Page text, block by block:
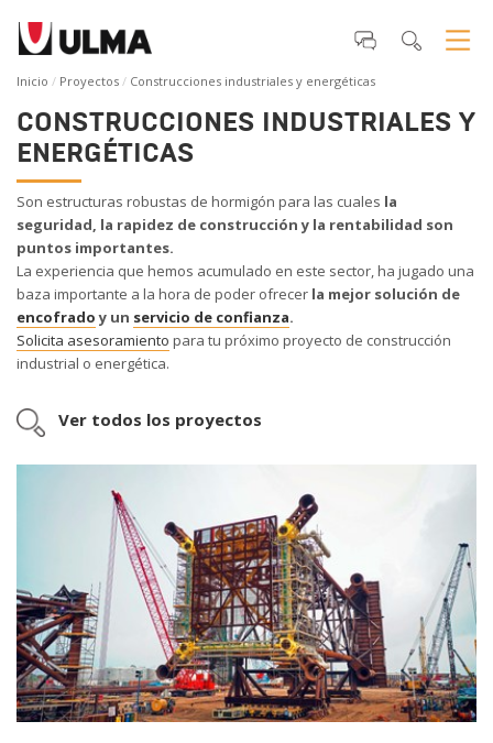
Inicio Proyectos Construcciones industriales y energéticas
CONSTRUCCIONES INDUSTRIALES Y
ENERGÉTICAS
Son estructuras robustas de hormigón para las cuales la
seguridad, la rapidez de construcción y la rentabilidad son
puntos importantes.
La experiencia que hemos acumulado en este sector, ha jugado una
baza importante a la hora de poder ofrecer la mejor solución de
encofradoy un servicio de confianza.
Solicita asesoramiento para tu próximo proyecto de construcción
industrial o energética.
Ver todos los proyectos